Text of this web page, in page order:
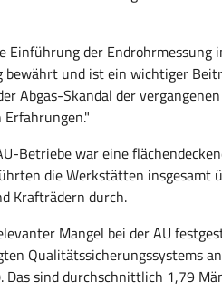
der Endrohrmessung
und ist ein wichtiger
Abgas-Skandal der
Betriebe war eine
die Werkstätten insgesamt
Krafträdern durch.
Mangel bei der AU
Qualitätssicherungssystems
sind durchschnittlich 1,79